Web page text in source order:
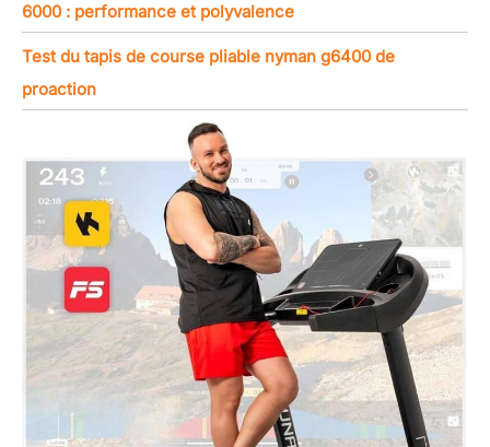
6000 : performance et polyvalence
Test du tapis de course pliable nyman g6400 de
proaction